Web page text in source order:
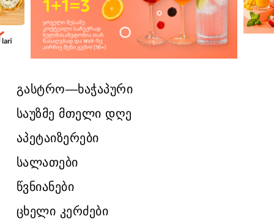
გასტრო—ხაჭაპური
საუზმე მთელი დღე
აპეტაიზერები
სალათები
წვნიანები
ცხელი კერძები